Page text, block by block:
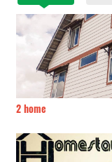
2 home